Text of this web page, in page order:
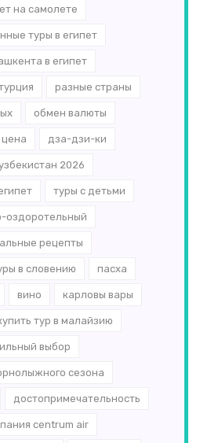
на самолете
туры в египет
в египет
разные страны
обмен валюты
цена дза-дзи-ки
2026
туры с детьми
оздоротельный
рецепты
в словению пасха
вино карловы вары
тур в малайзию
выбор
сезона
достопримечательность
centrum air